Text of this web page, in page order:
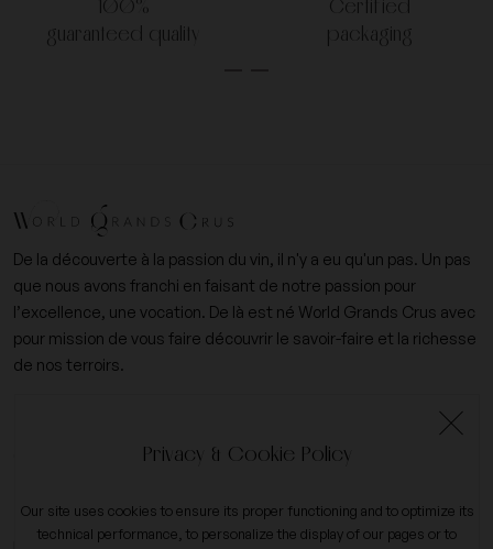
100%
guaranteed quality
Certified
packaging
De la découverte à la passion du vin, il n'y a eu qu'un pas. Un pas
que nous avons franchi en faisant de notre passion pour
l’excellence, une vocation. De là est né World Grands Crus avec
pour mission de vous faire découvrir le savoir-faire et la richesse
de nos terroirs.
contact@worldgrandscrus.com
Privacy & Cookie Policy
Our site uses cookies to ensure its proper functioning and to optimize its
technical performance, to personalize the display of our pages or to